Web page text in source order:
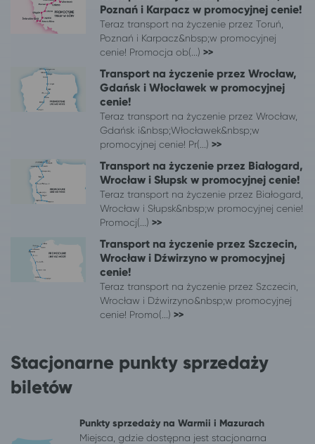
Poznań i Karpacz w promocyjnej cenie!
Teraz transport na życzenie przez Toruń,
Poznań i Karpacz&nbsp;w promocyjnej
cenie! Promocja ob(...) >>
Transport na życzenie przez Wrocław,
Gdańsk i Włocławek w promocyjnej
cenie!
Teraz transport na życzenie przez Wrocław,
Gdańsk i&nbsp;Włocławek&nbsp;w
promocyjnej cenie! Pr(...) >>
Transport na życzenie przez Białogard,
Wrocław i Słupsk w promocyjnej cenie!
Teraz transport na życzenie przez Białogard,
Wrocław i Słupsk&nbsp;w promocyjnej cenie!
Promocj(...) >>
Transport na życzenie przez Szczecin,
Wrocław i Dźwirzyno w promocyjnej
cenie!
Teraz transport na życzenie przez Szczecin,
Wrocław i Dźwirzyno&nbsp;w promocyjnej
cenie! Promo(...) >>
Stacjonarne punkty sprzedaży
biletów
Punkty sprzedaży na Warmii i Mazurach
Miejsca, gdzie dostępna jest stacjonarna